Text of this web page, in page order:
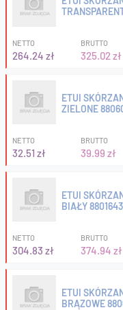
NETTO
264.24 zł
BRUTTO
325.02 zł
ETUI
ZIELONE
NETTO
32.51 zł
BRUTTO
39.99 zł
ETUI
BIAŁY
NETTO
304.83 zł
BRUTTO
374.94 zł
ETUI
BRĄZOWE